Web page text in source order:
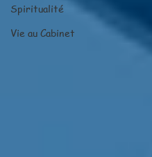
Spiritualité
Vie au Cabinet